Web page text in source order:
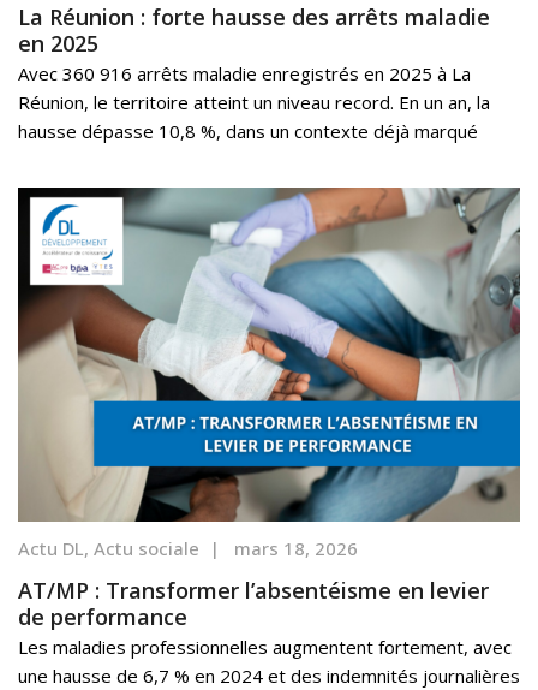
La Réunion : forte hausse des arrêts maladie
en 2025
Avec 360 916 arrêts maladie enregistrés en 2025 à La
Réunion, le territoire atteint un niveau record. En un an, la
hausse dépasse 10,8 %, dans un contexte déjà marqué
Actu DL, Actu sociale | mars 18, 2026
AT/MP : Transformer l’absentéisme en levier
de performance
Les maladies professionnelles augmentent fortement, avec
une hausse de 6,7 % en 2024 et des indemnités journalières